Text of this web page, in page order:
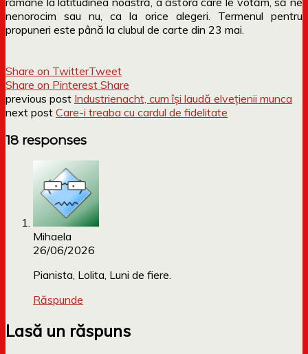
nenorocim sau nu, ca la orice alegeri. Termenul pentru
propuneri este până la clubul de carte din 23 mai.
Share on TwitterTweet
Share on Pinterest Share
previous post Industrienacht, cum își laudă elvețienii munca
next post Care-i treaba cu cardul de fidelitate
18 responses
Mihaela
26/06/2026
Pianista, Lolita, Luni de fiere.
Răspunde
Lasă un răspuns